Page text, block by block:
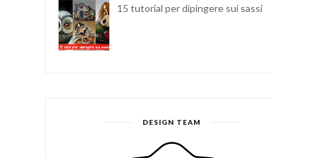
15 tutorial per dipingere sui sassi
DESIGN TEAM